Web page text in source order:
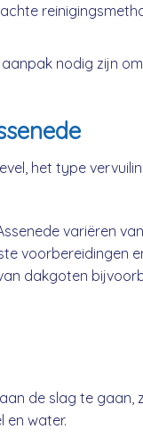
nodig zijn
het type
variëren
voorbereidingen
dakgoten
de slag te gaan,
en water.